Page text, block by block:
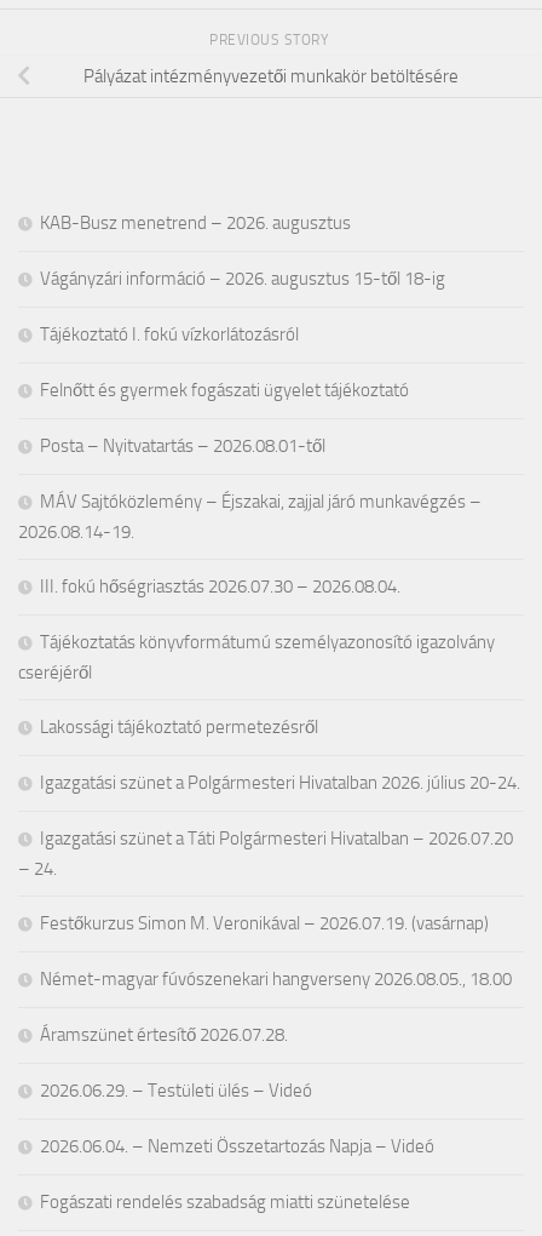
PREVIOUS STORY
Pályázat intézményvezetői munkakör betöltésére
KAB-Busz menetrend – 2026. augusztus
Vágányzári információ – 2026. augusztus 15-től 18-ig
Tájékoztató I. fokú vízkorlátozásról
Felnőtt és gyermek fogászati ügyelet tájékoztató
Posta – Nyitvatartás – 2026.08.01-től
MÁV Sajtóközlemény – Éjszakai, zajjal járó munkavégzés –
2026.08.14-19.
III. fokú hőségriasztás 2026.07.30 – 2026.08.04.
Tájékoztatás könyvformátumú személyazonosító igazolvány
cseréjéről
Lakossági tájékoztató permetezésről
Igazgatási szünet a Polgármesteri Hivatalban 2026. július 20-24.
Igazgatási szünet a Táti Polgármesteri Hivatalban – 2026.07.20
– 24.
Festőkurzus Simon M. Veronikával – 2026.07.19. (vasárnap)
Német-magyar fúvószenekari hangverseny 2026.08.05., 18.00
Áramszünet értesítő 2026.07.28.
2026.06.29. – Testületi ülés – Videó
2026.06.04. – Nemzeti Összetartozás Napja – Videó
Fogászati rendelés szabadság miatti szünetelése